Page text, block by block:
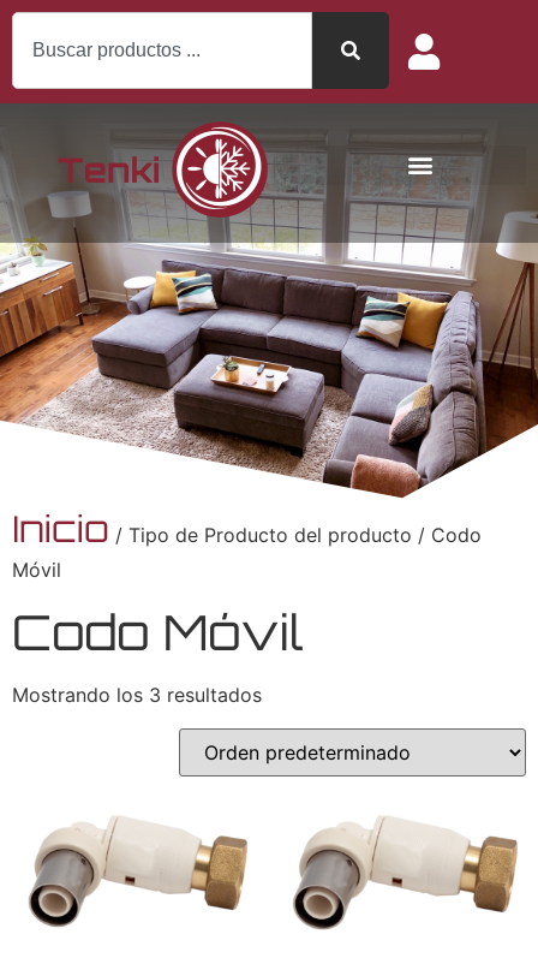
Inicio / Tipo de Producto del producto / Codo
Móvil
Codo Móvil
Mostrando los 3 resultados